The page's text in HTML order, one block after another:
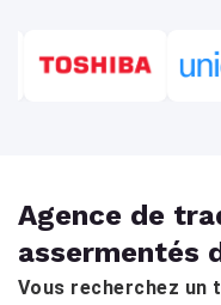
Agence de
assermentés
Vous recherchez un